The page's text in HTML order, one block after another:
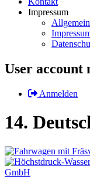
Impressum
User account
Anmelden
14.